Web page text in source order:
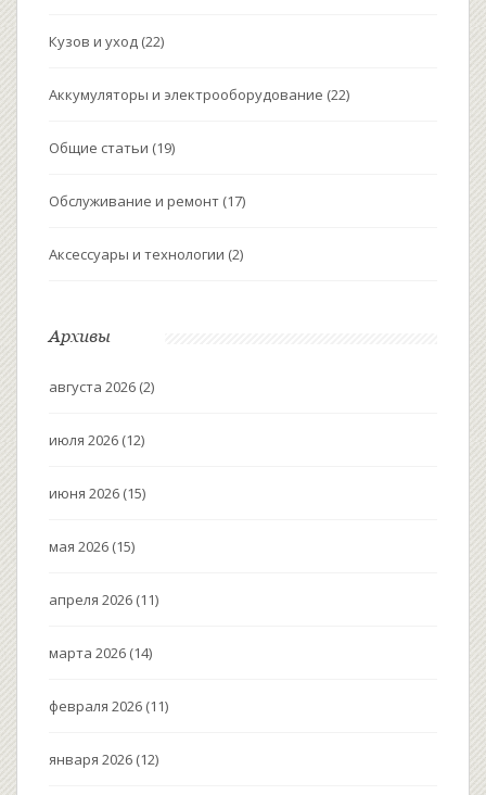
Кузов и уход (22)
Аккумуляторы и электрооборудование (22)
Общие статьи (19)
Обслуживание и ремонт (17)
Аксессуары и технологии (2)
Архивы
августа 2026 (2)
июля 2026 (12)
июня 2026 (15)
мая 2026 (15)
апреля 2026 (11)
марта 2026 (14)
февраля 2026 (11)
января 2026 (12)